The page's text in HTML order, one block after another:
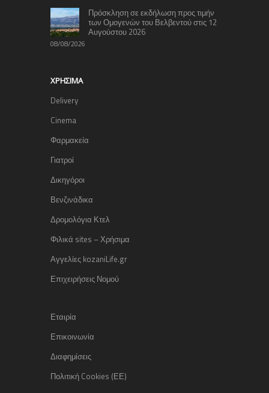
Πρόσκληση σε εκδήλωση προς τιμήν
των Ομογενών του Βελβεντού στις 12
Αυγούστου 2026
08/08/2026
ΧΡΉΣΙΜΑ
Delivery
Cinema
Φαρμακεία
Γιατροί
Δικηγόροι
Βενζινάδικα
Δρομολόγια Κτελ
Φιλικά sites – Χρήσιμα
Αγγελίες kozaniLife.gr
Επιχειρήσεις Νομού
Εταιρία
Επικοινωνία
Διαφημίσεις
Πολιτική Cookies (ΕΕ)